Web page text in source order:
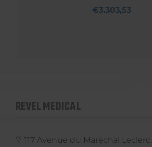
€3.303,53
REVEL MEDICAL
117 Avenue du Maréchal Leclerc,